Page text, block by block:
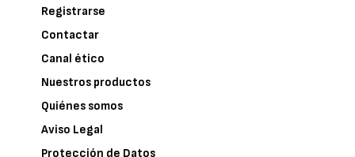
Registrarse
Contactar
Canal ético
Nuestros productos
Quiénes somos
Aviso Legal
Protección de Datos